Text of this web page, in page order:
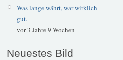
Was lange währt, war wirklich
gut.
vor 3 Jahre 9 Wochen
Neuestes Bild